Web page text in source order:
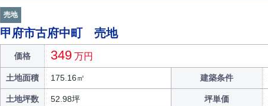
売地
甲府市古府中町 売地
価格 349 万円
土地面積 175.16㎡ 建築条件
土地坪数 52.98坪 坪単価